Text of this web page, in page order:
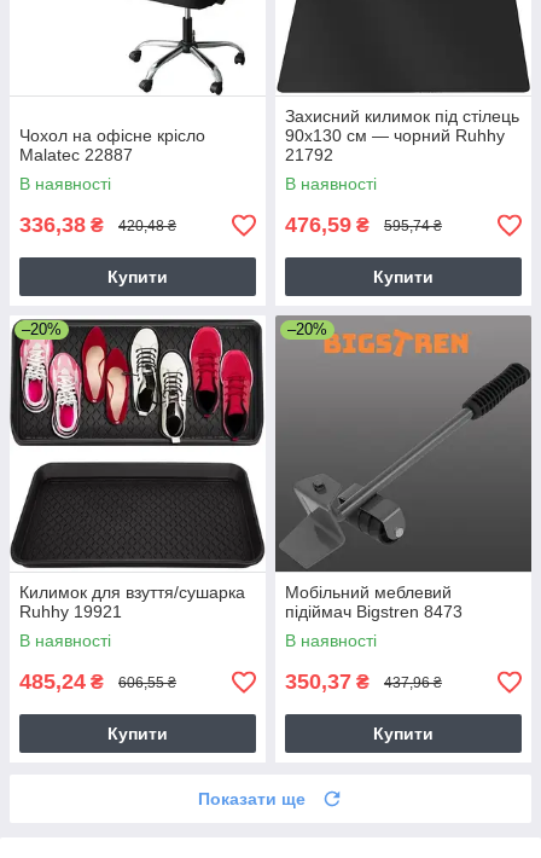
Чохол на офісне крісло
Malatec 22887
В наявності
336,38 ₴ 420,48 ₴
Купити
Захисний килимок під стілець
90х130 см — чорний Ruhhy
21792
В наявності
476,59 ₴ 595,74 ₴
Купити
–20%
Килимок для взуття/сушарка
Ruhhy 19921
В наявності
485,24 ₴ 606,55 ₴
Купити
–20%
Мобільний меблевий
підіймач Bigstren 8473
В наявності
350,37 ₴ 437,96 ₴
Купити
Показати ще